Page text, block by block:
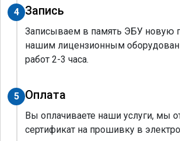
4 Запись
Записываем в память ЭБУ новую
нашим лицензионным
работ 2-3 часа.
5 Оплата
Вы оплачиваете наши услуги, мы
сертификат на прошивку в